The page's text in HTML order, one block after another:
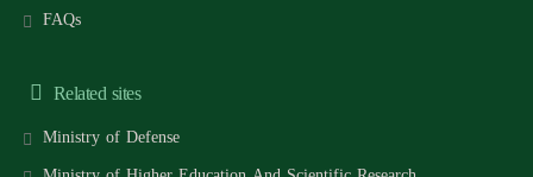
FAQs
Related sites
Ministry of Defense